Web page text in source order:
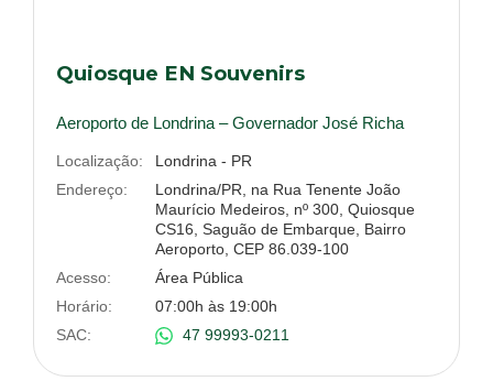
Quiosque EN Souvenirs
Aeroporto de Londrina – Governador José Richa
Localização:
Londrina - PR
Endereço:
Londrina/PR, na Rua Tenente João
Maurício Medeiros, nº 300, Quiosque
CS16, Saguão de Embarque, Bairro
Aeroporto, CEP 86.039-100
Acesso:
Área Pública
Horário:
07:00h às 19:00h
SAC:
47 99993-0211